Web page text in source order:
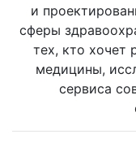
и
сферы
тех, кто хочет
медицины,
сервиса